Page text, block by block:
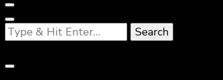
Looking
for